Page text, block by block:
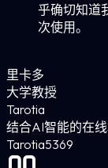
乎确切知道
次使用。
里卡多
大学教授
Tarotia
结合AI智能的在
Tarotia5369